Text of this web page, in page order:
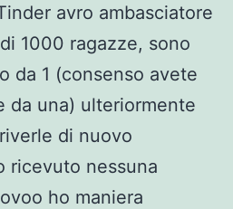
avro ambasciatore
1000 ragazze, sono
da 1 (consenso avete
da una) ulteriormente
di nuovo
ricevuto nessuna
ho maniera